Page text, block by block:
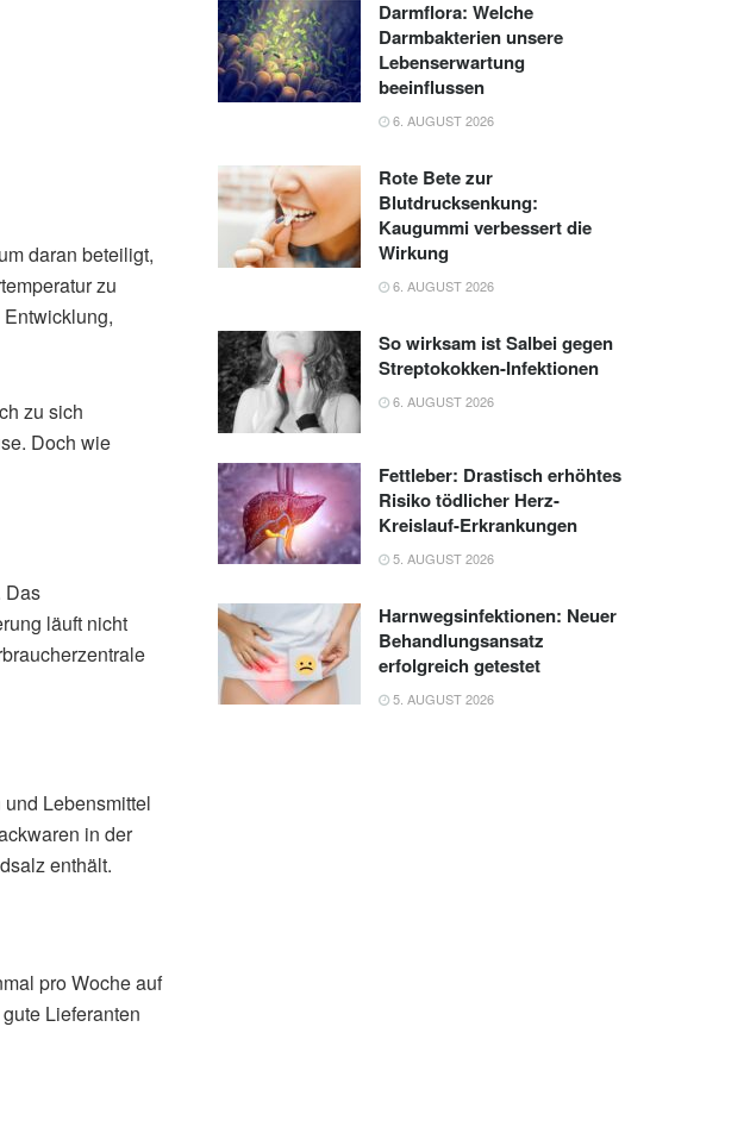
daran beteiligt,
zu
zu sich
Doch wie
Das
läuft nicht
Lebensmittel
in der
enthält.
pro Woche auf
Lieferanten
Darmflora: Welche
Darmbakterien unsere
Lebenserwartung
beeinflussen
6. AUGUST 2026
Rote Bete zur
Blutdrucksenkung:
Kaugummi verbessert die
Wirkung
6. AUGUST 2026
So wirksam ist Salbei gegen
Streptokokken-Infektionen
6. AUGUST 2026
Fettleber: Drastisch erhöhtes
Risiko tödlicher Herz-
Kreislauf-Erkrankungen
5. AUGUST 2026
Harnwegsinfektionen: Neuer
Behandlungsansatz
erfolgreich getestet
5. AUGUST 2026